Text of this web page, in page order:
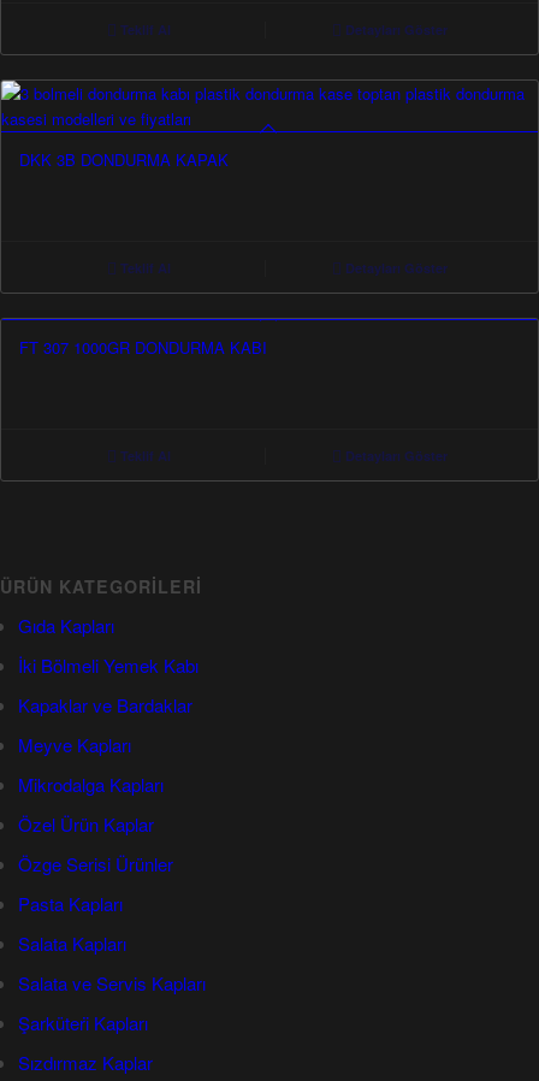
Teklif Al Detayları Göster
DKK 3B DONDURMA KAPAK
Teklif Al Detayları Göster
FT 307 1000GR DONDURMA KABI
Teklif Al Detayları Göster
ÜRÜN KATEGORILERI
Gıda Kapları
İki Bölmeli Yemek Kabı
Kapaklar ve Bardaklar
Meyve Kapları
Mi̇krodalga Kapları
Özel Ürün Kaplar
Özge Serisi Ürünler
Pasta Kapları
Salata Kapları
Salata ve Servis Kapları
Şarküteri̇ Kapları
Sızdırmaz Kaplar